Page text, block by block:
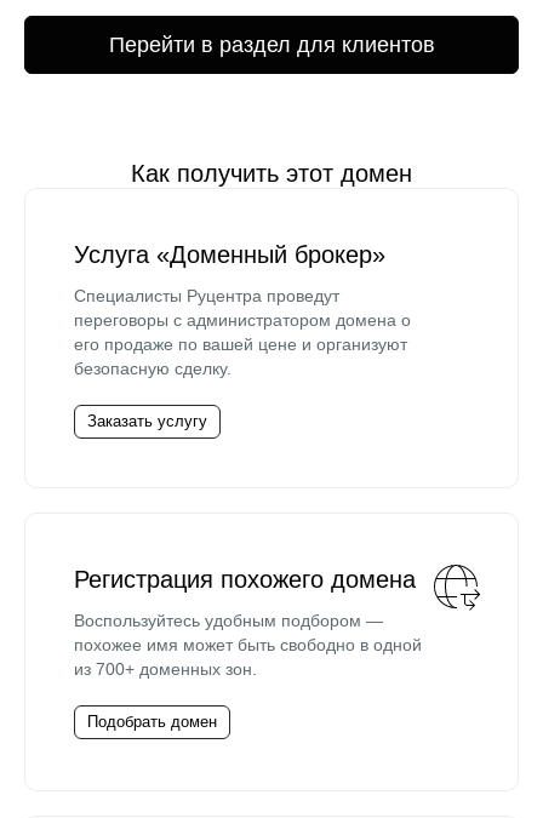
Перейти в раздел для клиентов
Как получить этот домен
Услуга «Доменный брокер»
Специалисты Руцентра проведут
переговоры с администратором домена о
его продаже по вашей цене и организуют
безопасную сделку.
Заказать услугу
Регистрация похожего домена
Воспользуйтесь удобным подбором —
похожее имя может быть свободно в одной
из 700+ доменных зон.
Подобрать домен